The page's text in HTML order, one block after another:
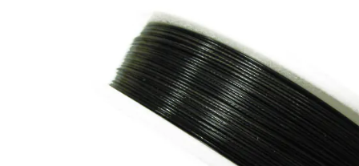
Linka stalowa powlekana 0.5mm czarna
Linka jubilerska pozwala szybko tworzyć
wykańczanych tulejkami zaciskowymi lub
cięższymi kamieniami i wyraźniejszą formą
klasycznymi zapięciami jubilerskimi. Dobrze